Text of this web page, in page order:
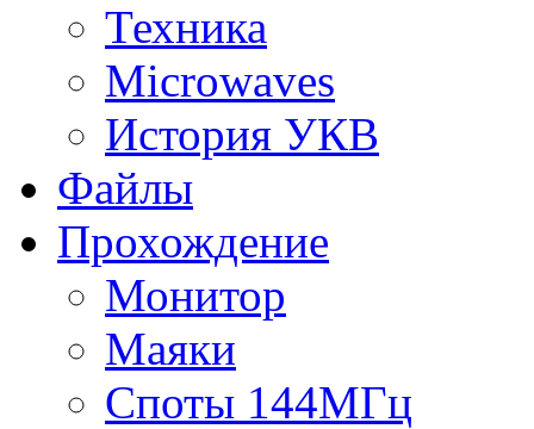
Техника
Microwaves
История УКВ
Файлы
Прохождение
Монитор
Маяки
Споты 144МГц